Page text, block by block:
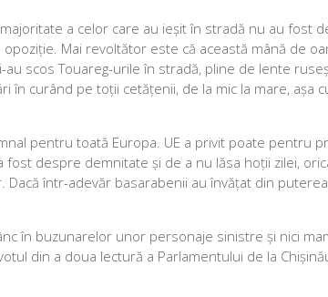
a celor care au ieșit în stradă nu au fost
Mai revoltător este că această mână de
scos Touareg-urile în stradă, pline de lente
în curând pe toții cetățenii, de la mic la mare, așa
pentru toată Europa. UE a privit poate pentru
despre demnitate și de a nu lăsa hoții zilei,
Dacă într-adevăr basarabenii au învățat din
în buzunarelor unor personaje sinistre și nici
din a doua lectură a Parlamentului de la